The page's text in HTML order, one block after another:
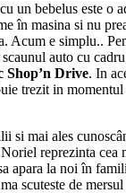
un bebelus este o
în masina si nu
Acum e simplu..
auto cu
Shop’n Drive. In
trezit in
si mai ales
reprezinta cea
apara la noi în
scuteste de